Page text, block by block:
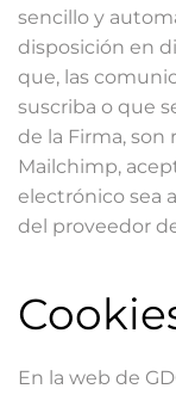
sencillo y
disposición en
que, las
suscriba o que
de la Firma, son
Mailchimp,
electrónico sea
del proveedor
En la web de